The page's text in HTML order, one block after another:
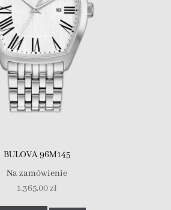
BULOVA 96M145
Na zamówienie
1,365.00zł